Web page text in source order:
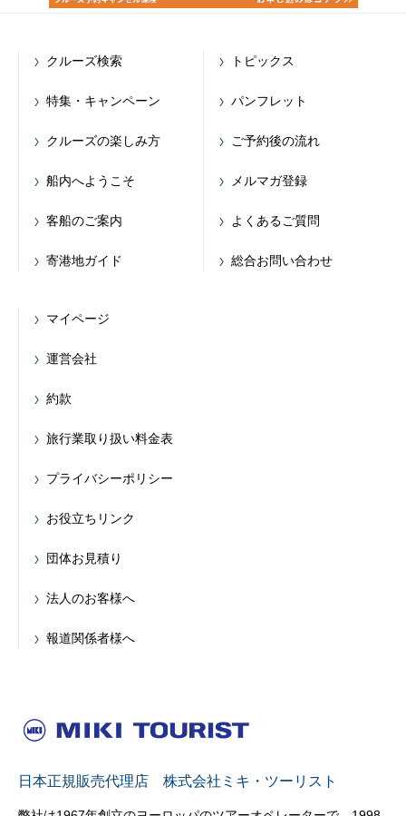
クルーズ検索
特集・キャンペーン
クルーズの楽しみ方
船内へようこそ
客船のご案内
寄港地ガイド
トピックス
パンフレット
ご予約後の流れ
メルマガ登録
よくあるご質問
総合お問い合わせ
マイページ
運営会社
約款
旅行業取り扱い料金表
プライバシーポリシー
お役立ちリンク
団体お見積り
法人のお客様へ
報道関係者様へ
日本正規販売代理店 株式会社ミキ・ツーリスト